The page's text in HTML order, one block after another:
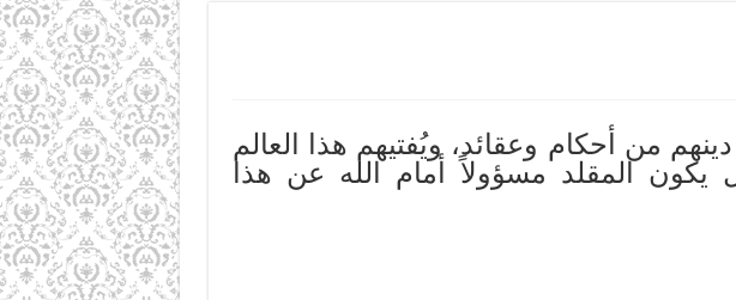
من أحكام وعقائد، ويُفتيهم هذا العالم
يكون المقلد مسؤولاً أمام الله عن هذا